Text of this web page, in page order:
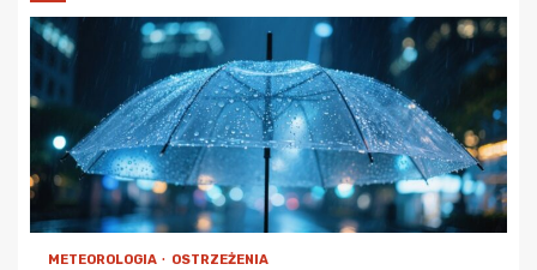
METEOROLOGIA OSTRZEŻENIA